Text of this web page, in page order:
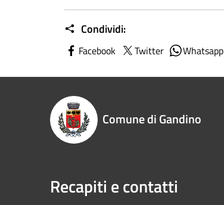
Condividi:
Facebook Twitter Whatsapp
Comune di Gandino
Recapiti e contatti